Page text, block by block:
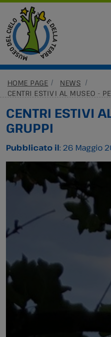
HOME PAGE
NEWS
CENTRI ESTIVI AL MUSEO -
CENTRI ESTIVI
GRUPPI
Pubblicato il: 26 Maggio